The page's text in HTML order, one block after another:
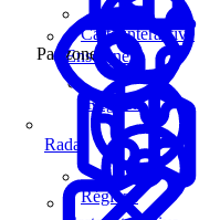
Enseignes
Régions
Carte interactive
Par zone
Régions
Radar